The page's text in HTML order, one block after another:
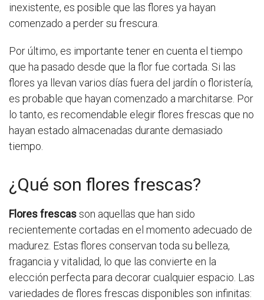
inexistente, es posible que las flores ya hayan
comenzado a perder su frescura.
Por último, es importante tener en cuenta el tiempo
que ha pasado desde que la flor fue cortada. Si las
flores ya llevan varios días fuera del jardín o floristería,
es probable que hayan comenzado a marchitarse. Por
lo tanto, es recomendable elegir flores frescas que no
hayan estado almacenadas durante demasiado
tiempo.
¿Qué son flores frescas?
Flores frescasson aquellas que han sido
recientemente cortadas en el momento adecuado de
madurez. Estas flores conservan toda su belleza,
fragancia y vitalidad, lo que las convierte en la
elección perfecta para decorar cualquier espacio. Las
variedades de flores frescas disponibles son infinitas: